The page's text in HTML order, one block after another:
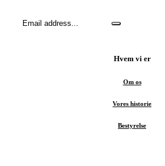
Hvem vi er
Om os
Vores historie
Bestyrelse